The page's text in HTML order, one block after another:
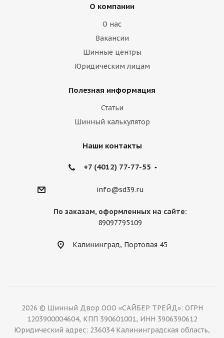
О компании
О нас
Вакансии
Шинные центры
Юридическим лицам
Полезная информация
Статьи
Шинный калькулятор
Наши контакты
+7 (4012) 77-77-55
info@sd39.ru
По заказам, оформленных на сайте:
89097795109
Калининград, Портовая 45
2026 © Шинный Двор ООО «САЙБЕР ТРЕЙД»: ОГРН
1203900004604, КПП 390601001, ИНН 3906390612
Юридический адрес: 236034 Калининградская область,